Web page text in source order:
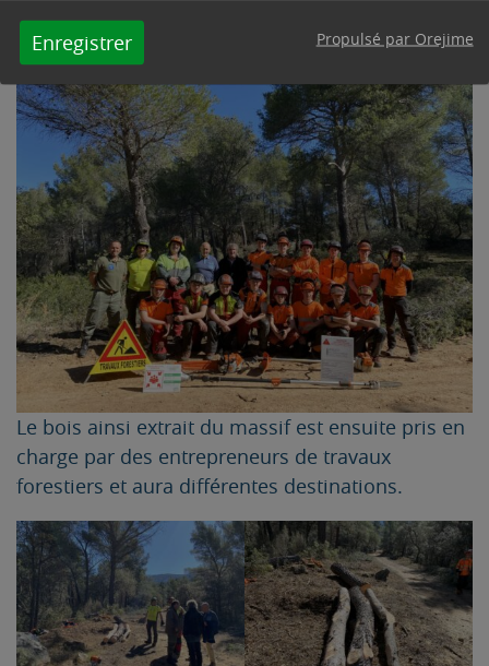
Enregistrer Propulsé par Orejime
Communaux de Feux et Forêts et les
Réserves Communales de Sécurité Civile.
Le bois ainsi extrait du massif est ensuite pris en
charge par des entrepreneurs de travaux
forestiers et aura différentes destinations.